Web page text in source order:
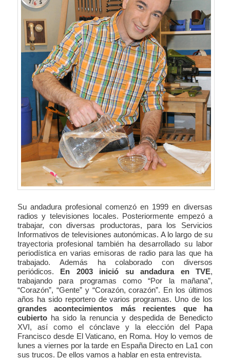
Su andadura profesional comenzó en 1999 en diversas
radios y televisiones locales. Posteriormente empezó a
trabajar, con diversas productoras, para los Servicios
Informativos de televisiones autonómicas. A lo largo de su
trayectoria profesional también ha desarrollado su labor
periodística en varias emisoras de radio para las que ha
trabajado. Además ha colaborado con diversos
periódicos.
En 2003 inició su andadura en TVE,
trabajando para programas como “Por la mañana”,
“Corazón”, “Gente” y “Corazón, corazón”. En los últimos
años ha sido reportero de varios programas. Uno de los
grandes acontecimientos más recientes que ha
cubierto ha sido la renuncia y despedida de Benedicto
XVI, así como el cónclave y la elección del Papa
Francisco desde El Vaticano, en Roma. Hoy lo vemos de
lunes a viernes por la tarde en España Directo en La1 con
sus trucos. De ellos vamos a hablar en esta entrevista.